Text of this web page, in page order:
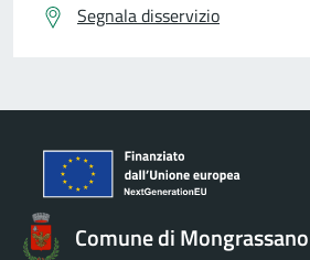
Segnala disservizio
Comune di Mongrassano